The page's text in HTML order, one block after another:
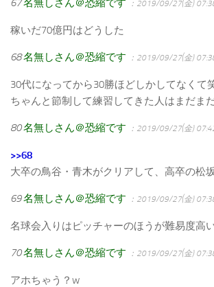
67名無しさん＠恐縮です ：2019/09/27(金)
稼いだ70億円はどうした
68名無しさん＠恐縮です ：2019/09/27(金)
30代になってから30勝ほどしかしてなくて
ちゃんと節制して練習してきた人はまだま
80名無しさん＠恐縮です ：2019/09/27(金)
>>68
大卒の鳥谷・青木がクリアして、高卒の松
69名無しさん＠恐縮です ：2019/09/27(金)
名球会入りはピッチャーのほうが難易度高
70名無しさん＠恐縮です ：2019/09/27(金)
アホちゃう？w